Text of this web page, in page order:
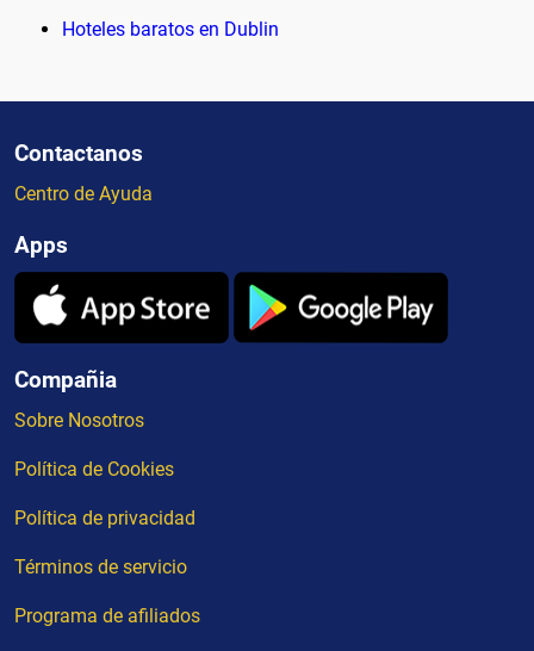
Hoteles baratos en Dublin
Contactanos
Centro de Ayuda
Apps
Compañia
Sobre Nosotros
Política de Cookies
Política de privacidad
Términos de servicio
Programa de afiliados